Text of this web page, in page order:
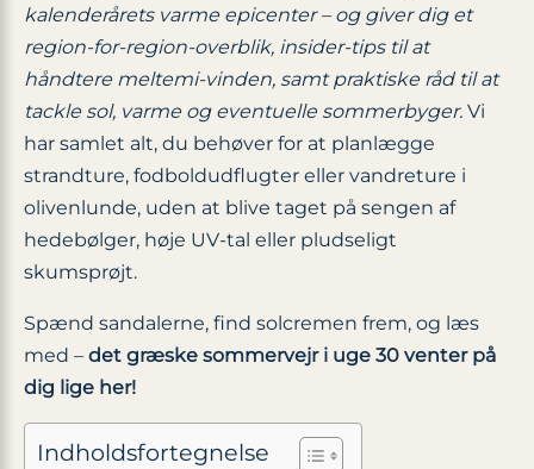
kalenderårets varme epicenter – og giver dig et
region-for-region-overblik, insider-tips til at
håndtere meltemi-vinden, samt praktiske råd til at
tackle sol, varme og eventuelle sommerbyger. Vi
har samlet alt, du behøver for at planlægge
strandture, fodboldudflugter eller vandreture i
olivenlunde, uden at blive taget på sengen af
hedebølger, høje UV-tal eller pludseligt
skumsprøjt.
Spænd sandalerne, find solcremen frem, og læs
med – det græske sommervejr i uge 30 venter på
dig lige her!
Indholdsfortegnelse